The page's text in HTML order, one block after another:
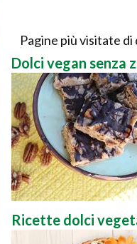
Pagine più visitate
Dolci vegan senza
Ricette dolci